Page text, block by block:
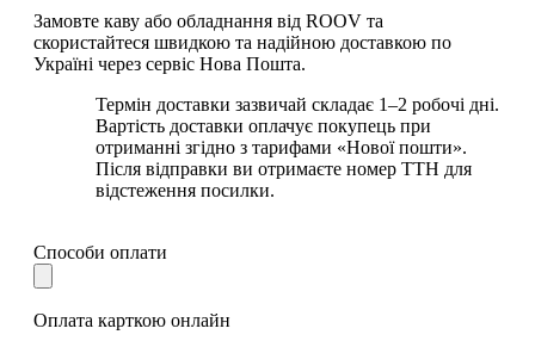
Замовте каву або обладнання від ROOV та
скористайтеся швидкою та надійною доставкою по
Україні через сервіс Нова Пошта.
Термін доставки зазвичай складає 1–2 робочі дні.
Вартість доставки оплачує покупець при
отриманні згідно з тарифами «Нової пошти».
Після відправки ви отримаєте номер ТТН для
відстеження посилки.
Способи оплати
Оплата карткою онлайн